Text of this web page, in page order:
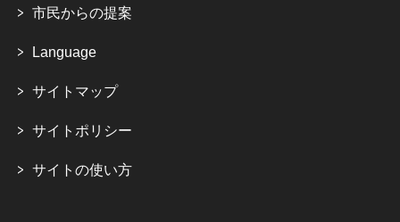
市民からの提案
Language
サイトマップ
サイトポリシー
サイトの使い方